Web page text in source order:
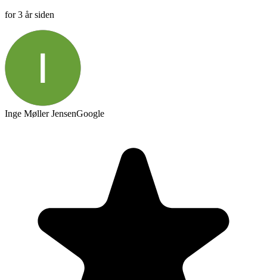
for 3 år siden
Inge Møller JensenGoogle